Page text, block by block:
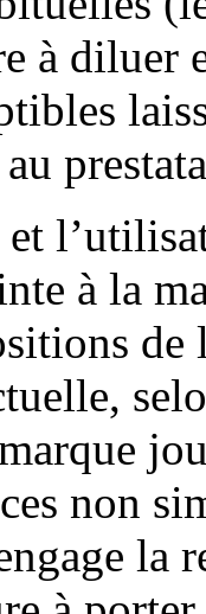
à diluer
et
à la
non
la